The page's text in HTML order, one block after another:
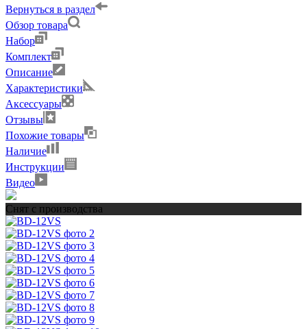
Вернуться в раздел
Обзор товара
Набор
Комплект
Описание
Характеристики
Аксессуары
Отзывы
Похожие товары
Наличие
Инструкции
Видео
Снят с производства